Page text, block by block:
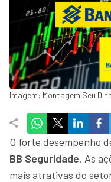
Imagem: Montagem Seu
O forte desempenho
BB Seguridade. As
mais atrativas do